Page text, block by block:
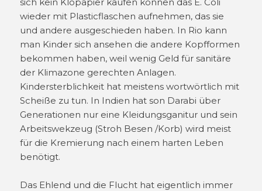
wieder mit Plasticflaschen aufnehmen, das sie
und andere ausgeschieden haben. In Rio kann
man Kinder sich ansehen die andere Kopfformen
bekommen haben, weil wenig Geld für sanitäre
der Klimazone gerechten Anlagen.
Kindersterblichkeit hat meistens wortwörtlich mit
Scheiße zu tun. In Indien hat son Darabi über
Generationen nur eine Kleidungsganitur und sein
Arbeitswekzeug (Stroh Besen /Korb) wird meist
für die Kremierung nach einem harten Leben
benötigt.
Das Ehlend und die Flucht hat eigentlich immer